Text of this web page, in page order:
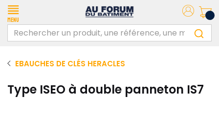
Menu
EBAUCHES DE CLÉS HERACLES
Type ISEO à double panneton IS7